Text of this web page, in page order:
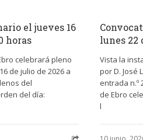
el jueves 16
horas
celebrará pleno
de julio de 2026 a
del
del día:
lunes 22
Vista la
por D. José
entrada n.º
de Ebro
l